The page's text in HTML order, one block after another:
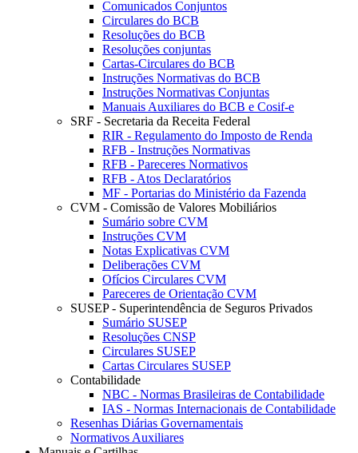
Comunicados Conjuntos
Circulares do BCB
Resoluções do BCB
Resoluções conjuntas
Cartas-Circulares do BCB
Instruções Normativas do BCB
Instruções Normativas Conjuntas
Manuais Auxiliares do BCB e Cosif-e
SRF - Secretaria da Receita Federal
RIR - Regulamento do Imposto de Renda
RFB - Instruções Normativas
RFB - Pareceres Normativos
RFB - Atos Declaratórios
MF - Portarias do Ministério da Fazenda
CVM - Comissão de Valores Mobiliários
Sumário sobre CVM
Instruções CVM
Notas Explicativas CVM
Deliberações CVM
Ofícios Circulares CVM
Pareceres de Orientação CVM
SUSEP - Superintendência de Seguros Privados
Sumário SUSEP
Resoluções CNSP
Circulares SUSEP
Cartas Circulares SUSEP
Contabilidade
NBC - Normas Brasileiras de Contabilidade
IAS - Normas Internacionais de Contabilidade
Resenhas Diárias Governamentais
Normativos Auxiliares